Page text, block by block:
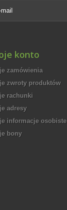
konto
zamówienia
zwroty produktów
rachunki
adresy
informacje osobiste
bony